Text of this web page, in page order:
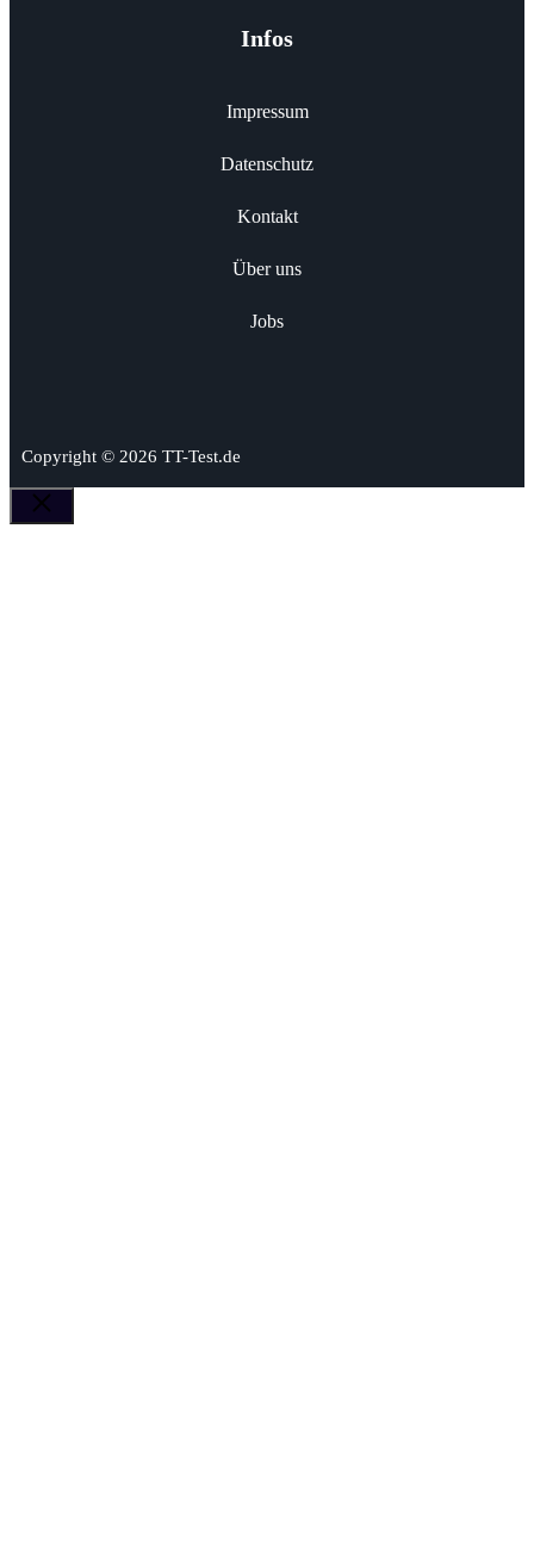
Infos
Impressum
Datenschutz
Kontakt
Über uns
Jobs
Copyright © 2026 TT-Test.de
Schließen